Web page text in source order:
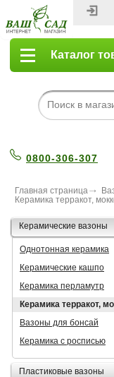
Каталог
0800-306-307
Главная страница
Керамика терракот,
Керамические вазоны
Однотонная керамика
Керамические кашпо
Керамика перламутр
Керамика терракот,
Вазоны для бонсай
Керамика с росписью
Пластиковые вазоны